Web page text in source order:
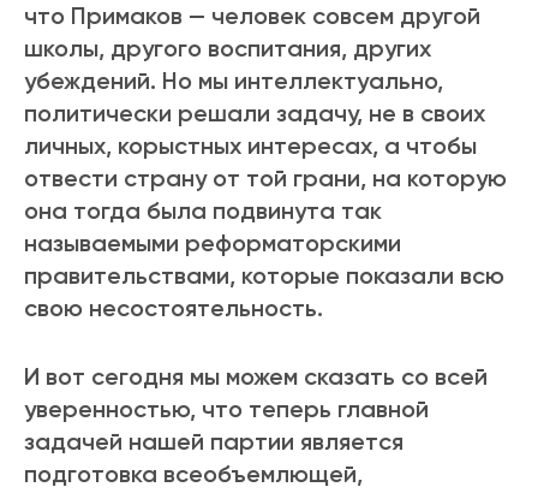
что Примаков — человек совсем другой
школы, другого воспитания, других
убеждений. Но мы интеллектуально,
политически решали задачу, не в своих
личных, корыстных интересах, а чтобы
отвести страну от той грани, на которую
она тогда была подвинута так
называемыми реформаторскими
правительствами, которые показали всю
свою несостоятельность.
И вот сегодня мы можем сказать со всей
уверенностью, что теперь главной
задачей нашей партии является
подготовка всеобъемлющей,